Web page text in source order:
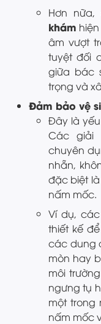
Hơn
khám
âm vượt
tuyệt đối
giữa bác
trọng và
Đảm bảo vệ
Đây là
Các giải
chuyên
nhẵn,
đặc biệt
nấm mốc.
Ví dụ,
thiết kế
các dung
mòn hay
môi
ngưng tụ
một trong
nấm mốc